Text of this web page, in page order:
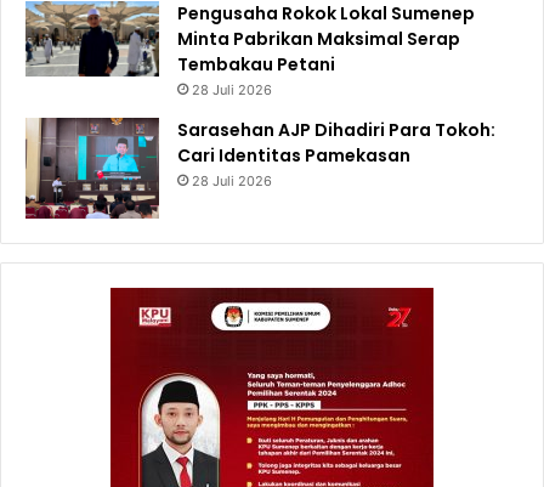
Pengusaha Rokok Lokal Sumenep
Minta Pabrikan Maksimal Serap
Tembakau Petani
28 Juli 2026
Sarasehan AJP Dihadiri Para Tokoh:
Cari Identitas Pamekasan
28 Juli 2026